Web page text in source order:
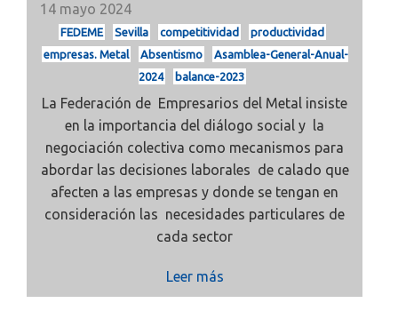
14 mayo 2024
FEDEME Sevilla competitividad
productividad
empresas. Metal
Absentismo
Asamblea-General-Anual-
2024
balance-2023
La Federación de Empresarios del Metal insiste
en la importancia del diálogo social y la
negociación colectiva como mecanismos para
abordar las decisiones laborales de calado que
afecten a las empresas y donde se tengan en
consideración las necesidades particulares de
cada sector
Leer más